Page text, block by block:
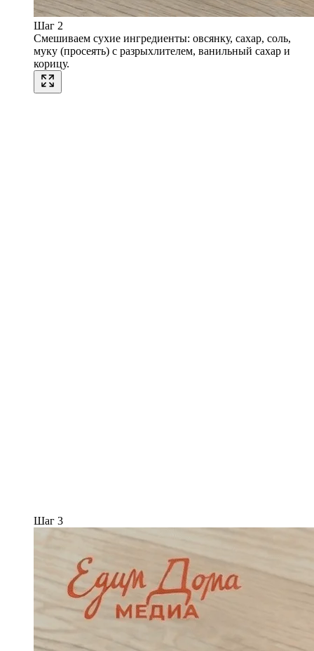
Шаг 2
Смешиваем сухие ингредиенты: овсянку, сахар, соль,
муку (просеять) с разрыхлителем, ванильный сахар и
корицу.
Шаг 3